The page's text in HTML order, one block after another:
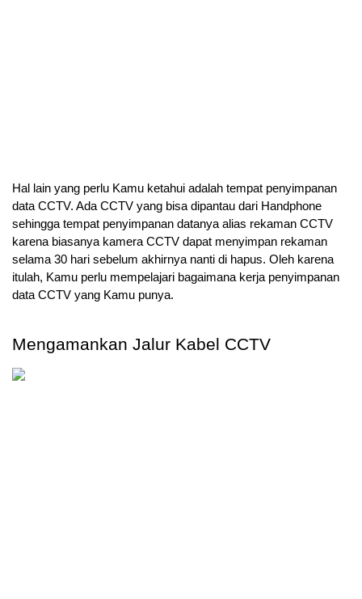
Hal lain yang perlu Kamu ketahui adalah tempat penyimpanan
data CCTV. Ada CCTV yang bisa dipantau dari Handphone
sehingga tempat penyimpanan datanya alias rekaman CCTV
karena biasanya kamera CCTV dapat menyimpan rekaman
selama 30 hari sebelum akhirnya nanti di hapus. Oleh karena
itulah, Kamu perlu mempelajari bagaimana kerja penyimpanan
data CCTV yang Kamu punya.
Mengamankan Jalur Kabel CCTV